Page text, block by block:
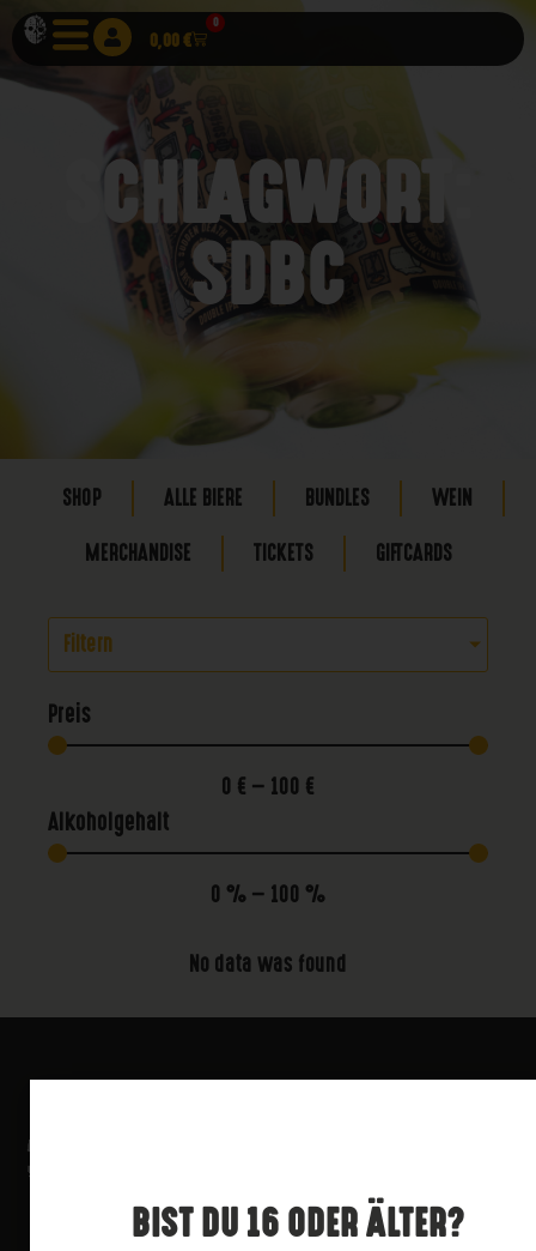
0,00€
0
SCHLAGWORT:
SDBC
SHOP ALLE BIERE BUNDLES WEIN
MERCHANDISE TICKETS GIFTCARDS
Filtern
Preis
0 € — 100 €
Alkoholgehalt
0 % — 100 %
No data was found
BIST DU 16 ODER ÄLTER?